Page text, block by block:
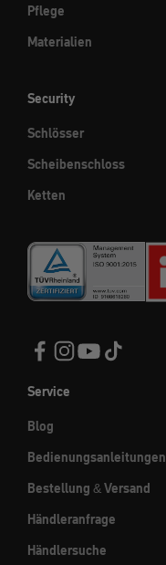
Pflege
Materialien
Security
Schlösser
Scheibenschloss
Ketten
Service
Blog
Bedienungsanleitungen
Bestellung & Versand
Händleranfrage
Händlersuche